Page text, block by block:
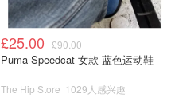
£25.00 £90.00
Puma Speedcat 女款 蓝色运动鞋
The Hip Store 1029人感兴趣